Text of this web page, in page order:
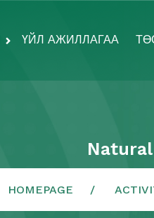
ҮЙЛ АЖИЛЛАГАА
HOMEPAGE